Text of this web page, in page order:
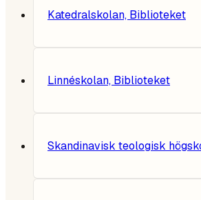
Katedralskolan, Biblioteket
Linnéskolan, Biblioteket
Skandinavisk teologisk